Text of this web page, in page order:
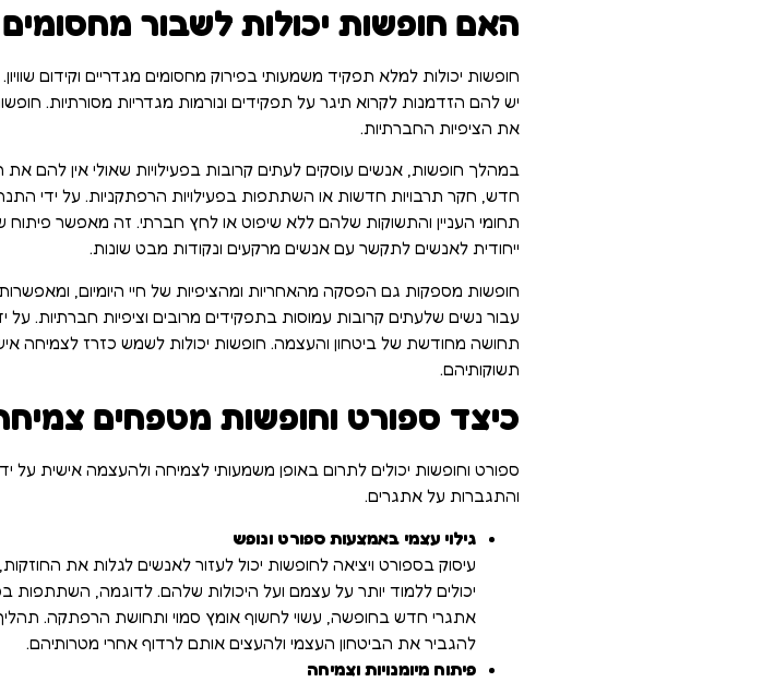
האם חופשות יכולות לשבור מחסומים
חופשות יכולות למלא תפקיד משמעותי בפירוק מחסומים מגדריים וקידום
יש להם הזדמנות לקרוא תיגר על תפקידים ונורמות מגדריות מסורתיות.
את הציפיות החברתיות.
במהלך חופשות, אנשים עוסקים לעתים קרובות בפעילויות שאולי אין להם
חדש, חקר תרבויות חדשות או השתתפות בפעילויות הרפתקניות. על ידי
תחומי העניין והתשוקות שלהם ללא שיפוט או לחץ חברתי. זה מאפשר פיתוח
ייחודית לאנשים לתקשר עם אנשים מרקעים ונקודות מבט שונות.
חופשות מספקות גם הפסקה מהאחריות ומהציפיות של חיי היומיום,
עבור נשים שלעתים קרובות עמוסות בתפקידים מרובים וציפיות חברתיות.
תחושה מחודשת של ביטחון והעצמה. חופשות יכולות לשמש כזרז לצמיחה
תשוקותיהם.
כיצד ספורט וחופשות מטפחים
ספורט וחופשות יכולים לתרום באופן משמעותי לצמיחה ולהעצמה אישית על ידי
והתגברות על אתגרים.
גילוי עצמי באמצעות ספורט ונופש
עיסוק בספורט ויציאה לחופשות יכול לעזור לאנשים לגלות את
יכולים ללמוד יותר על עצמם ועל היכולות שלהם. לדוגמה, השתתפות
אתגרי חדש בחופשה, עשוי לחשוף אומץ סמוי ותחושת הרפתקה.
להגביר את הביטחון העצמי ולהעצים אותם לרדוף אחרי מטרותיהם.
פיתוח מיומנויות וצמיחה